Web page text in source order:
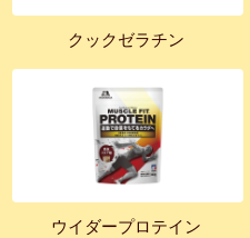
クックゼラチン
ウイダープロテイン